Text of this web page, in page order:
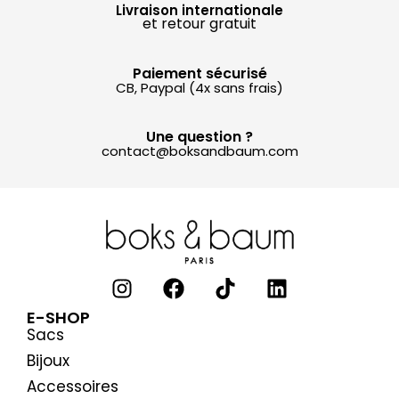
Une question ?
contact@boksandbaum.com
Livraison internationale
et retour gratuit
Paiement sécurisé
CB, Paypal (4x sans frais)
E-SHOP
Sacs
Bijoux
Accessoires